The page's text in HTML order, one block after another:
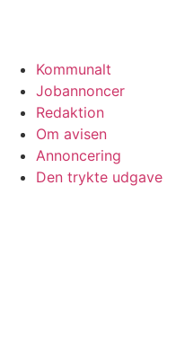
Kommunalt
Jobannoncer
Redaktion
Om avisen
Annoncering
Den trykte udgave